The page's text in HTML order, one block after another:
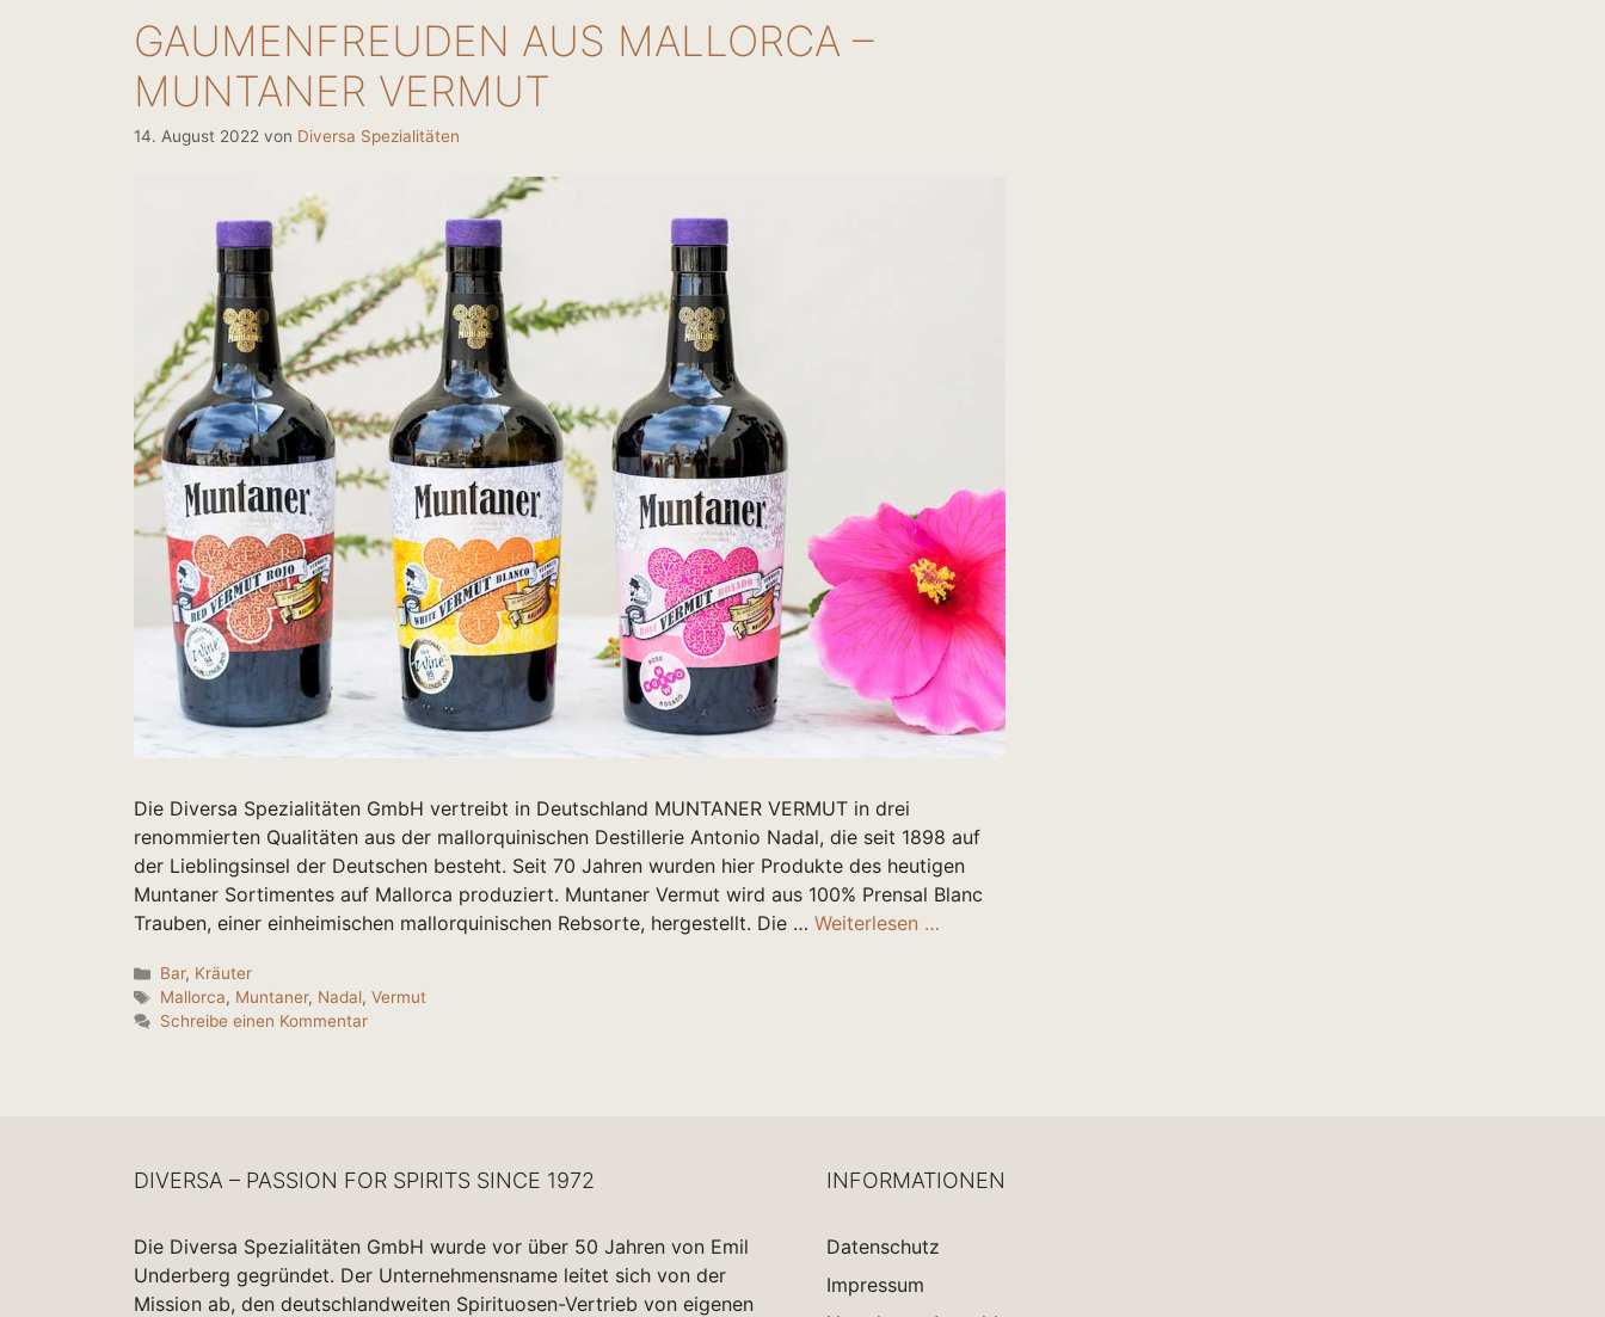
GAUMENFREUDEN AUS MALLORCA –
MUNTANER VERMUT
14. August 2022 von Diversa Spezialitäten
Die Diversa Spezialitäten GmbH vertreibt in Deutschland MUNTANER VERMUT in drei
renommierten Qualitäten aus der mallorquinischen Destillerie Antonio Nadal, die seit 1898 auf
der Lieblingsinsel der Deutschen besteht. Seit 70 Jahren wurden hier Produkte des heutigen
Muntaner Sortimentes auf Mallorca produziert. Muntaner Vermut wird aus 100% Prensal Blanc
Trauben, einer einheimischen mallorquinischen Rebsorte, hergestellt. Die … Weiterlesen …
Kategorien
Bar, Kräuter
Schlagwörter
Mallorca, Muntaner, Nadal, Vermut
Schreibe einen Kommentar
DIVERSA – PASSION FOR SPIRITS SINCE 1972
Die Diversa Spezialitäten GmbH wurde vor über 50 Jahren von Emil
Underberg gegründet. Der Unternehmensname leitet sich von der
Mission ab, den deutschlandweiten Spirituosen-Vertrieb von eigenen
INFORMATIONEN
Datenschutz
Impressum